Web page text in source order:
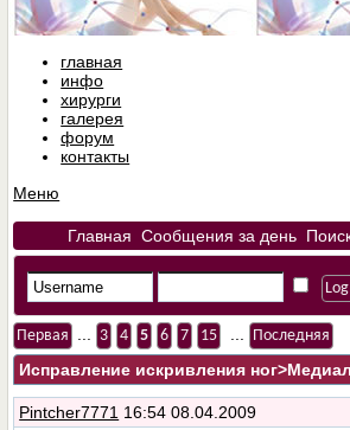
главная
инфо
хирурги
галерея
форум
контакты
Меню
Главная Сообщения за день
Первая 3 4 5 6 7 15 Последняя
Исправление искривления ног
Pintcher7771 16:54 08.04.2009